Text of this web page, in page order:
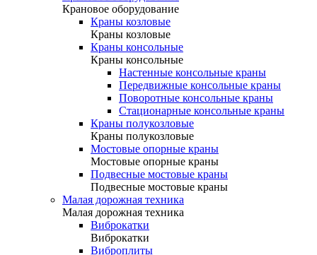
Крановое оборудование
Краны козловые
Краны козловые
Краны консольные
Краны консольные
Настенные консольные краны
Передвижные консольные краны
Поворотные консольные краны
Стационарные консольные краны
Краны полукозловые
Краны полукозловые
Мостовые опорные краны
Мостовые опорные краны
Подвесные мостовые краны
Подвесные мостовые краны
Малая дорожная техника
Малая дорожная техника
Виброкатки
Виброкатки
Виброплиты